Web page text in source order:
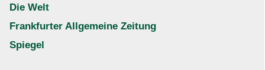
Die Welt
Frankfurter Allgemeine Zeitung
Spiegel